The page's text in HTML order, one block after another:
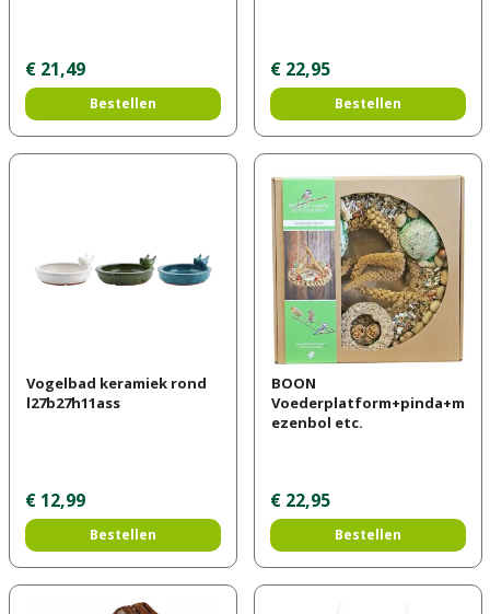
€ 21,49
Bestellen
€ 22,95
Bestellen
Vogelbad keramiek rond
l27b27h11ass
€ 12,99
Bestellen
BOON
Voederplatform+pinda+m
ezenbol etc.
€ 22,95
Bestellen